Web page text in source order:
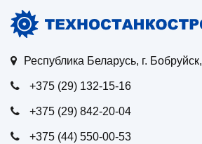
Республика Беларусь, г.
+375 (29) 132-15-16
+375 (29) 842-20-04
+375 (44) 550-00-53